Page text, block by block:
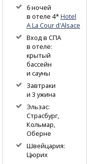
6 ночей
в отеле 4*Hotel
A La Cour d'Alsace
Вход в СПА
в отеле:
крытый
бассейн
и сауны
Завтраки
и 3 ужина
Эльзас:
Страсбург,
Кольмар,
Оберне
Швейцария:
Цюрих